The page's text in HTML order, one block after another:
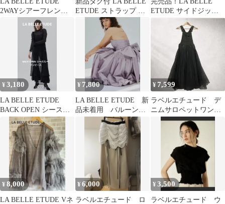
2WAYシアーフレンチ
スリーブニット
ETUDE ストラップ キ
ャミソール さらっと F
ETUDE サイドジップ
スリットリラックスパ
¥3,180
LA BELLE ETUDE
BACK OPEN シースル
ーワンピース ブラッ
¥ 7,800
LA BELLE ETUDE 新
品未着用 バルーンベ
アワンピース
¥7,599
ラベルエチュード デ
ニムサロペットワンピ
ース チュールスカー
ト カーキ フリー
¥8,000
LA BELLE ETUDE Vネ
¥6,000
ラベルエチュード ロ
¥3,500
ラベルエチュード ウ